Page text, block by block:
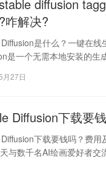
diffusion
咋解决?
是什么？一键在
是一个无需本地安装的
月27日
Diffusion下载要
下载要钱吗？费
与数千名AI绘画爱好者